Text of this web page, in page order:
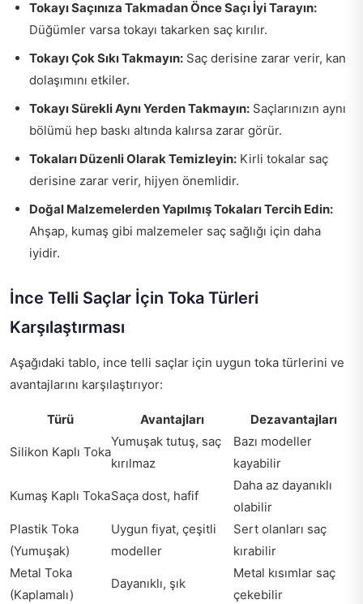
Tokayı Saçınıza Takmadan Önce Saçı İyi Tarayın:
Düğümler varsa tokayı takarken saç kırılır.
Tokayı Çok Sıkı Takmayın: Saç derisine zarar verir, kan
dolaşımını etkiler.
Tokayı Sürekli Aynı Yerden Takmayın: Saçlarınızın aynı
bölümü hep baskı altında kalırsa zarar görür.
Tokaları Düzenli Olarak Temizleyin: Kirli tokalar saç
derisine zarar verir, hijyen önemlidir.
Doğal Malzemelerden Yapılmış Tokaları Tercih Edin:
Ahşap, kumaş gibi malzemeler saç sağlığı için daha
iyidir.
İnce Telli Saçlar İçin Toka Türleri
Karşılaştırması
Aşağıdaki tablo, ince telli saçlar için uygun toka türlerini ve
avantajlarını karşılaştırıyor:
Türü Avantajları Dezavantajları
Silikon Kaplı Toka
Yumuşak tutuş, saç
kırılmaz
Bazı modeller
kayabilir
Kumaş Kaplı TokaSaça dost, hafif
Daha az dayanıklı
olabilir
Plastik Toka
(Yumuşak)
Uygun fiyat, çeşitli
modeller
Sert olanları saç
kırabilir
Metal Toka
(Kaplamalı)
Dayanıklı, şık
Metal kısımlar saç
çekebilir